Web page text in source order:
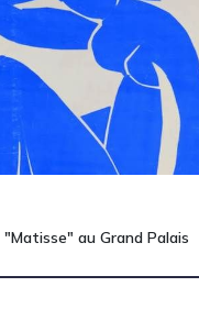
au Grand Palais